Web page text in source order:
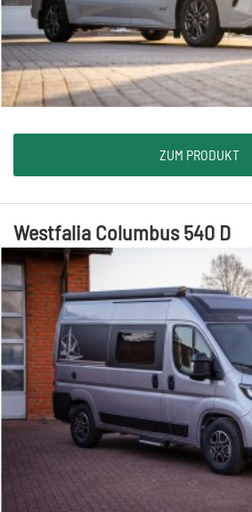
ZUM PRODUKT
Westfalia Columbus 540 D